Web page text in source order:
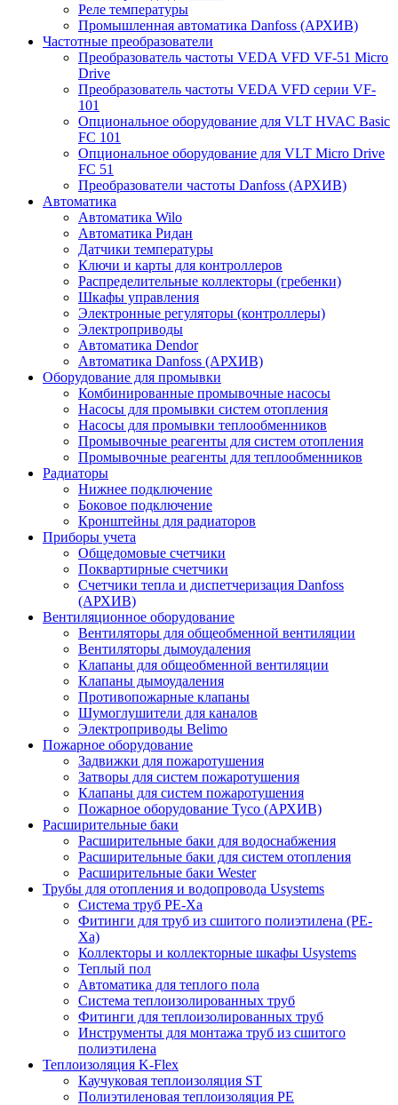
Реле температуры
Промышленная автоматика Danfoss (АРХИВ)
Частотные преобразователи
Преобразователь частоты VEDA VFD VF-51 Micro
Drive
Преобразователь частоты VEDA VFD серии VF-
101
Опциональное оборудование для VLT HVAC Basic
FC 101
Опциональное оборудование для VLT Micro Drive
FC 51
Преобразователи частоты Danfoss (АРХИВ)
Автоматика
Автоматика Wilo
Автоматика Ридан
Датчики температуры
Ключи и карты для контроллеров
Распределительные коллекторы (гребенки)
Шкафы управления
Электронные регуляторы (контроллеры)
Электроприводы
Автоматика Dendor
Автоматика Danfoss (АРХИВ)
Оборудование для промывки
Комбинированные промывочные насосы
Насосы для промывки систем отопления
Насосы для промывки теплообменников
Промывочные реагенты для систем отопления
Промывочные реагенты для теплообменников
Радиаторы
Нижнее подключение
Боковое подключение
Кронштейны для радиаторов
Приборы учета
Общедомовые счетчики
Поквартирные счетчики
Счетчики тепла и диспетчеризация Danfoss
(АРХИВ)
Вентиляционное оборудование
Вентиляторы для общеобменной вентиляции
Вентиляторы дымоудаления
Клапаны для общеобменной вентиляции
Клапаны дымоудаления
Противопожарные клапаны
Шумоглушители для каналов
Электроприводы Belimo
Пожарное оборудование
Задвижки для пожаротушения
Затворы для систем пожаротушения
Клапаны для систем пожаротушения
Пожарное оборудование Tyco (АРХИВ)
Расширительные баки
Расширительные баки для водоснабжения
Расширительные баки для систем отопления
Расширительные баки Wester
Трубы для отопления и водопровода Usystems
Система труб PE-Xa
Фитинги для труб из сшитого полиэтилена (PE-
Xa)
Коллекторы и коллекторные шкафы Usystems
Теплый пол
Автоматика для теплого пола
Система теплоизолированных труб
Фитинги для теплоизолированных труб
Инструменты для монтажа труб из сшитого
полиэтилена
Теплоизоляция K-Flex
Каучуковая теплоизоляция ST
Полиэтиленовая теплоизоляция PE